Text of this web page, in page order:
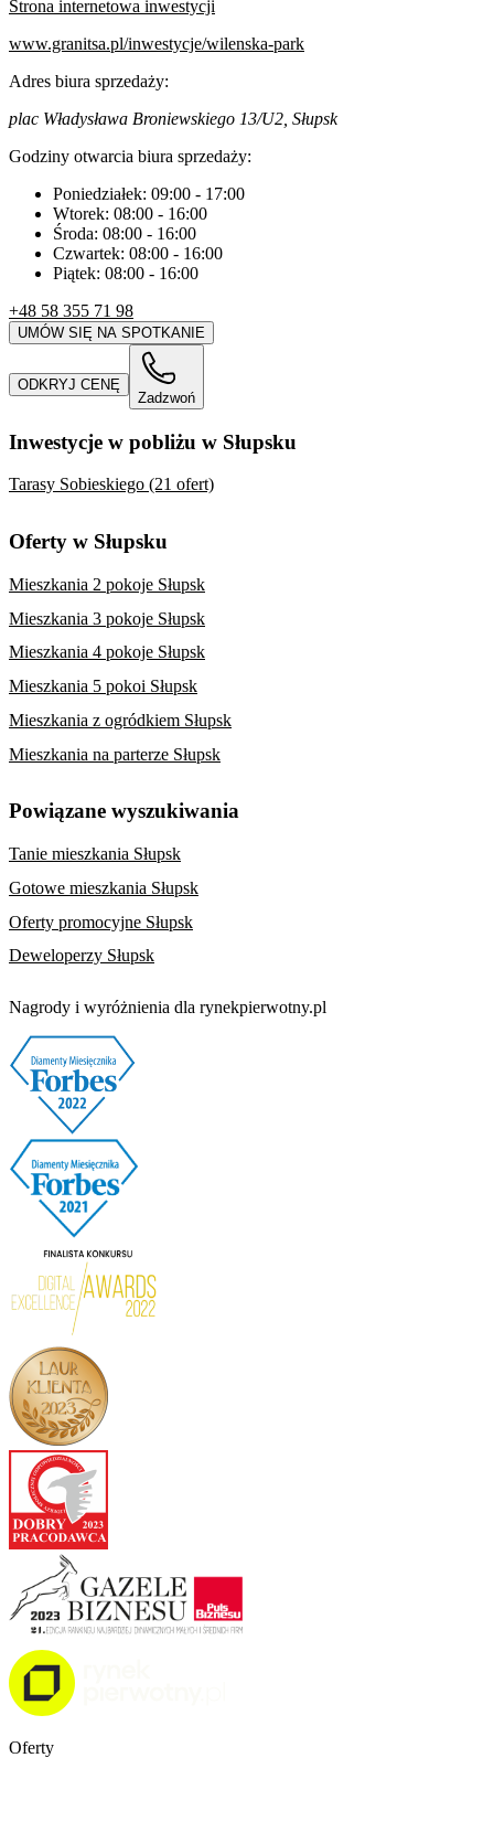
Strona internetowa inwestycji
www.granitsa.pl/inwestycje/wilenska-park
Adres biura sprzedaży:
plac Władysława Broniewskiego 13/U2, Słupsk
Godziny otwarcia biura sprzedaży:
Poniedziałek: 09:00 - 17:00
Wtorek: 08:00 - 16:00
Środa: 08:00 - 16:00
Czwartek: 08:00 - 16:00
Piątek: 08:00 - 16:00
+48 58 355 71 98
UMÓW SIĘ NA SPOTKANIE
ODKRYJ CENĘ
Zadzwoń
Inwestycje w pobliżu w Słupsku
Tarasy Sobieskiego (21 ofert)
Oferty w Słupsku
Mieszkania 2 pokoje Słupsk
Mieszkania 3 pokoje Słupsk
Mieszkania 4 pokoje Słupsk
Mieszkania 5 pokoi Słupsk
Mieszkania z ogródkiem Słupsk
Mieszkania na parterze Słupsk
Powiązane wyszukiwania
Tanie mieszkania Słupsk
Gotowe mieszkania Słupsk
Oferty promocyjne Słupsk
Deweloperzy Słupsk
Nagrody i wyróżnienia dla rynekpierwotny.pl
Oferty